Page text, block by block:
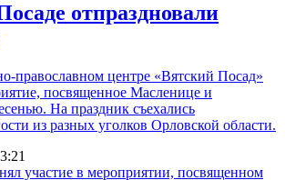
отпраздновали
православном центре «Вятский Посад»
посвященное Масленице и
На праздник съехались
из разных уголков Орловской области.